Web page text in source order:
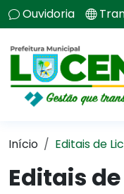
Ouvidoria
Início Editais de
Editais